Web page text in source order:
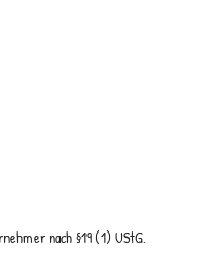
nach §19 (1) UStG.